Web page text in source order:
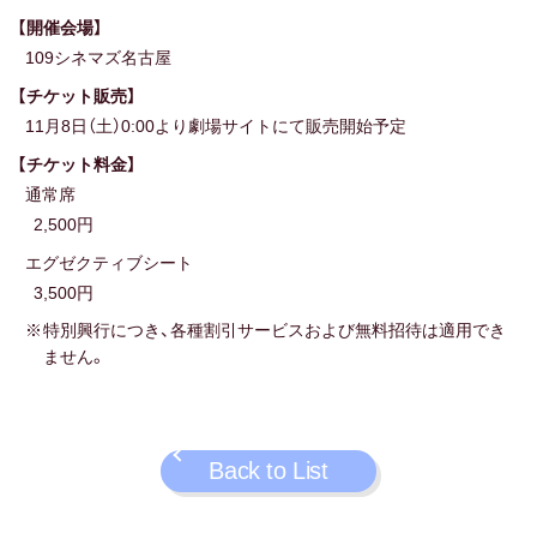
【開催会場】
109シネマズ名古屋
【チケット販売】
11月8日（土）0:00より劇場サイトにて販売開始予定
【チケット料金】
通常席
2,500円
エグゼクティブシート
3,500円
特別興行につき、各種割引サービスおよび無料招待は適用でき
ません。
Back to List